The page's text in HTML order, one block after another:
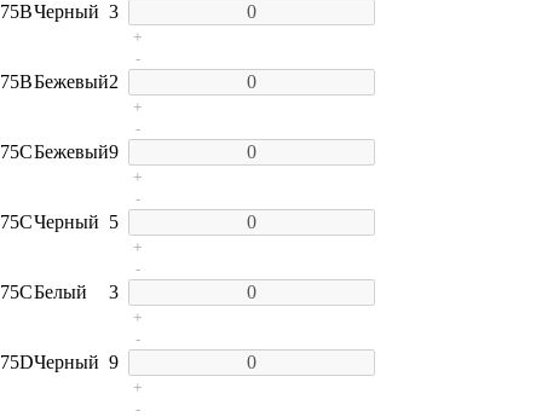
75BЧерный 3
+
75BБежевый2
-
+
75CБежевый9
-
+
75CЧерный 5
-
+
75CБелый 3
-
+
75DЧерный 9
-
+
-